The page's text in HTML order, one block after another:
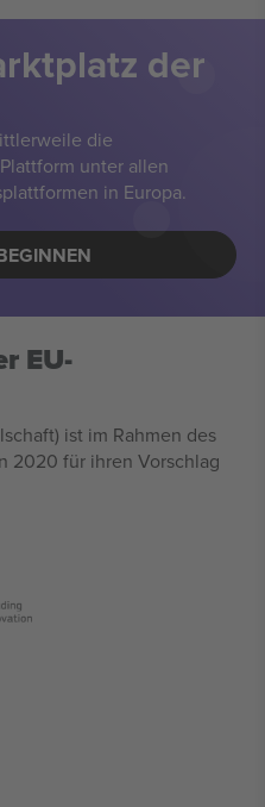
der
die
unter allen
in Europa.
EU-
ist im Rahmen des
2020 für ihren Vorschlag